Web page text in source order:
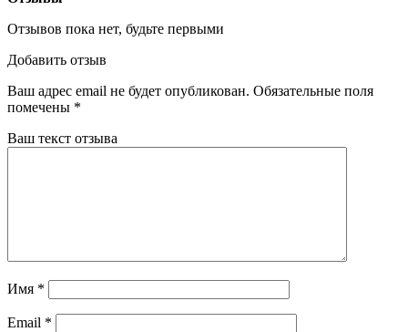
Отзывов пока нет, будьте первыми
Добавить отзыв
Ваш адрес email не будет опубликован. Обязательные поля
помечены *
Ваш текст отзыва
Имя *
Email *